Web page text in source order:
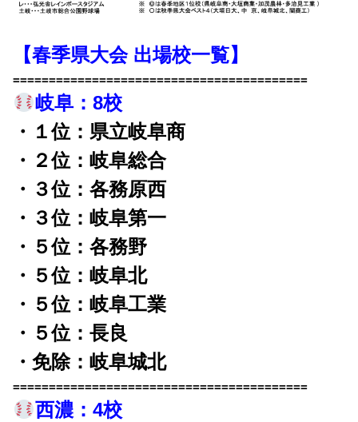
【春季県大会 出場校一覧】
=========================================
岐阜：8校
・１位：県立岐阜商
・２位：岐阜総合
・３位：各務原西
・３位：岐阜第一
・５位：各務野
・５位：岐阜北
・５位：岐阜工業
・５位：長良
・免除：岐阜城北
=========================================
西濃：4校